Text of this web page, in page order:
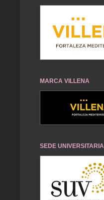
MARCA VILLENA
SEDE UNIVERSITARIA